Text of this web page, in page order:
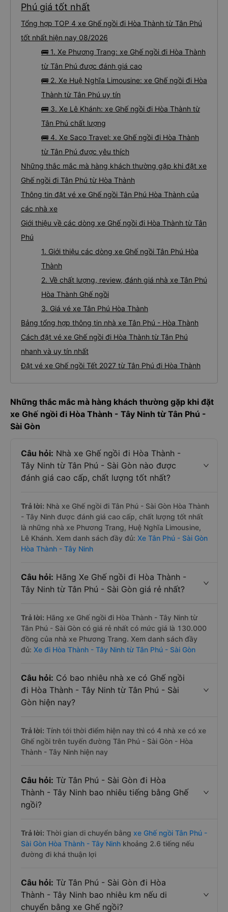
Phú giá tốt nhất
Tổng hợp TOP 4 xe Ghế ngồi đi Hòa Thành từ Tân Phú
tốt nhất hiện nay 08/2026
🚌 1. Xe Phương Trang: xe Ghế ngồi đi Hòa Thành
từ Tân Phú được đánh giá cao
🚌 2. Xe Huệ Nghĩa Limousine: xe Ghế ngồi đi Hòa
Thành từ Tân Phú uy tín
🚌 3. Xe Lê Khánh: xe Ghế ngồi đi Hòa Thành từ
Tân Phú chất lượng
🚌 4. Xe Saco Travel: xe Ghế ngồi đi Hòa Thành
từ Tân Phú được yêu thích
Những thắc mắc mà hàng khách thường gặp khi đặt xe
Ghế ngồi đi Tân Phú từ Hòa Thành
Thông tin đặt vé xe Ghế ngồi Tân Phú Hòa Thành của
các nhà xe
Giới thiệu về các dòng xe Ghế ngồi đi Hòa Thành từ Tân
Phú
1. Giới thiệu các dòng xe Ghế ngồi Tân Phú Hòa
Thành
2. Về chất lượng, review, đánh giá nhà xe Tân Phú
Hòa Thành Ghế ngồi
3. Giá vé xe Tân Phú Hòa Thành
Bảng tổng hợp thông tin nhà xe Tân Phú - Hòa Thành
Cách đặt vé xe Ghế ngồi đi Hòa Thành từ Tân Phú
nhanh và uy tín nhất
Đặt vé xe Ghế ngồi Tết 2027 từ Tân Phú đi Hòa Thành
Những thắc mắc mà hàng khách thường gặp khi đặt
xe Ghế ngồi đi Hòa Thành - Tây Ninh từ Tân Phú -
Sài Gòn
Câu hỏi: Nhà xe Ghế ngồi đi Hòa Thành -
Tây Ninh từ Tân Phú - Sài Gòn nào được
đánh giá cao cấp, chất lượng tốt nhất?
Trả lời: Nhà xe Ghế ngồi đi Tân Phú - Sài Gòn Hòa Thành
- Tây Ninh được đánh giá cao cấp, chất lượng tốt nhất
là những nhà xe Phương Trang, Huệ Nghĩa Limousine,
Lê Khánh. Xem danh sách đầy đủ: Xe Tân Phú - Sài Gòn
Hòa Thành - Tây Ninh
Câu hỏi: Hãng Xe Ghế ngồi đi Hòa Thành -
Tây Ninh từ Tân Phú - Sài Gòn giá rẻ nhất?
Trả lời: Hãng xe Ghế ngồi đi Hòa Thành - Tây Ninh từ
Tân Phú - Sài Gòn có giá rẻ nhất có mức giá là 130.000
đồng của nhà xe Phương Trang. Xem danh sách đầy
đủ: Xe đi Hòa Thành - Tây Ninh từ Tân Phú - Sài Gòn
Câu hỏi: Có bao nhiêu nhà xe có Ghế ngồi
đi Hòa Thành - Tây Ninh từ Tân Phú - Sài
Gòn hiện nay?
Trả lời: Tính tới thời điểm hiện nay thì có 4 nhà xe có xe
Ghế ngồi trên tuyến đường Tân Phú - Sài Gòn - Hòa
Thành - Tây Ninh hiện nay
Câu hỏi: Từ Tân Phú - Sài Gòn đi Hòa
Thành - Tây Ninh bao nhiêu tiếng bằng Ghế
ngồi?
Trả lời: Thời gian di chuyển bằng xe Ghế ngồi Tân Phú -
Sài Gòn Hòa Thành - Tây Ninh khoảng 2.6 tiếng nếu
đường đi khá thuận lợi
Câu hỏi: Từ Tân Phú - Sài Gòn đi Hòa
Thành - Tây Ninh bao nhiêu km nếu di
chuyển bằng xe Ghế ngồi?